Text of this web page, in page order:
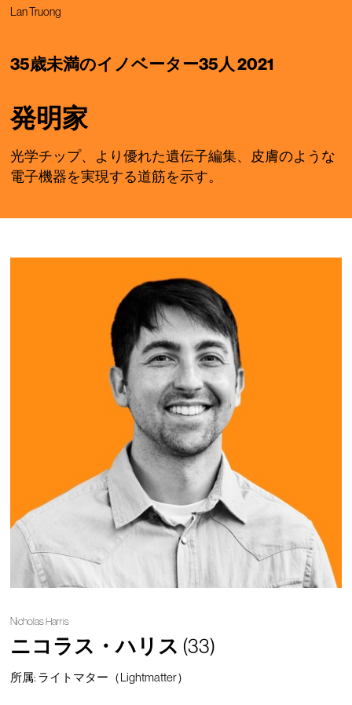
Lan Truong
35歳未満のイノベーター35人 2021
発明家
光学チップ、より優れた遺伝子編集、皮膚のような
電子機器を実現する道筋を示す。
Nicholas Harris
ニコラス・ハリス (33)
所属: ライトマター（Lightmatter）